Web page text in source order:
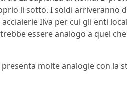
li sotto. I soldi arriveranno
Ilva per cui gli enti
essere analogo a quel
molte analogie con la